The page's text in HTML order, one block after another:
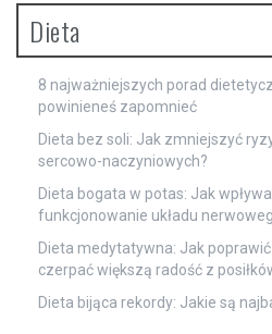
Dieta
8 najważniejszych porad
powinieneś zapomnieć
Dieta bez soli: Jak zmniejszyć
sercowo-naczyniowych?
Dieta bogata w potas: Jak
funkcjonowanie układu
Dieta medytatywna: Jak
czerpać większą radość z
Dieta bijąca rekordy: Jakie są